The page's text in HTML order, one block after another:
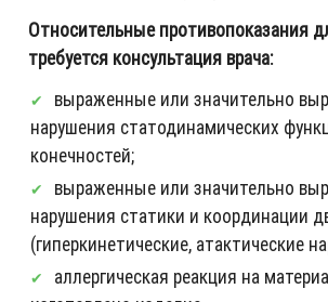
Относительные противопоказания
требуется консультация врача:
выраженные или значительно
нарушения статодинамических
конечностей;
выраженные или значительно
нарушения статики и координации
(гиперкинетические, атактические
аллергическая реакция на